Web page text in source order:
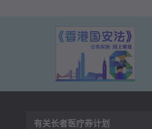
有关长者医疗券计划